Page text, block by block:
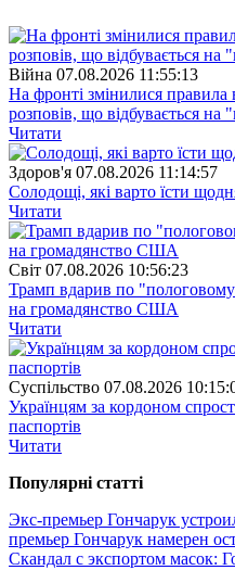
Війна 07.08.2026 11:55:13
На фронті змінилися
розповів, що відбувається на
Читати
Здоров'я 07.08.2026 11:14:57
Солодощі, які варто їсти
Читати
Свiт 07.08.2026 10:56:23
Трамп вдарив по
на громадянство США
Читати
Суспiльство 07.08.2026
Українцям за кордоном
паспортів
Читати
Популярнi статтi
Экс-премьер Гончарук
премьер Гончарук намерен
Скандал с экспортом масок: